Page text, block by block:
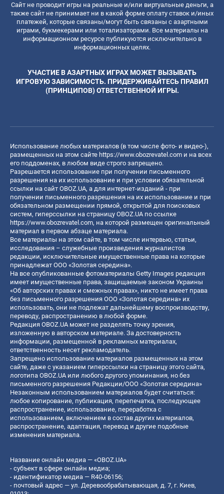
Сайт не проводит игры на реальные и/или виртуальные деньги, а
также сайт не принимает ни в какой форме оплату ставок и/иных
платежей, которые связаны/могут быть связаны с азартными
играми, букмекерами или тотализаторами. Все материалы на
информационном ресурсе публикуются исключительно в
информационных целях.
УЧАСТИЕ В АЗАРТНЫХ ИГРАХ МОЖЕТ ВЫЗЫВАТЬ
ИГРОВУЮ ЗАВИСИМОСТЬ. ПРИДЕРЖИВАЙТЕСЬ ПРАВИЛ
(ПРИНЦИПОВ) ОТВЕТСТВЕННОЙ ИГРЫ.
Использование любых материалов (в том числе фото- и видео-),
размещенных на этом сайте https://www.obozrevatel.com и на всех
его поддоменах, в любом виде строго запрещено.
Разрешается использование при получении письменного
разрешения на их использование и при условии обязательной
ссылки на сайт OBOZ.UA, а для интернет-изданий - при
получении письменного разрешения на их использование и при
обязательном размещении прямой, открытой для поисковых
систем, гиперссылки на страницу OBOZ.UA по ссылке
https://www.obozrevatel.com, на которой размещен оригинальный
материал в первом абзаце материала.
Все материалы на этом сайте, в том числе интервью, статьи,
исследования – служебные произведения журналистов
редакции, исключительные имущественные права на которые
принадлежат ООО «Золотая середина».
На все опубликованные фотоматериалы Getty Images редакция
имеет имущественные права, защищаемые законом Украины
«Об авторских правах и смежных правах», никто не имеет права
без письменного разрешения ООО «Золотая середина» их
использовать, они не подлежат дальнейшему воспроизводству,
переводу, распространению в любой форме.
Редакция OBOZ.UA может не разделять точку зрения,
изложенную в авторском материале. За достоверность
информации, размещенной в рекламных материалах,
ответственность несет рекламодатель.
Запрещено использование материалов размещенных на этом
сайте, даже с указанием гиперссылки на страницу этого сайта,
логотипа OBOZ.UA или любого другого упоминания, но без
письменного разрешения Редакции/ООО «Золотая середина»
Незаконным использованием материалов будет считаться:
любое копирование, публикация, перепечатка, последующее
распространение, использование, переработка с
использованием, включением в состав других материалов,
распространение, адаптация, перевод и другие подобные
изменения материала.
Название онлайн медиа — «OBOZ.UA»
- субъект в сфере онлайн медиа;
- идентификатор медиа — R40-06156;
- почтовый адрес — ул. Деревообрабатывающая, д. 7, г. Киев,